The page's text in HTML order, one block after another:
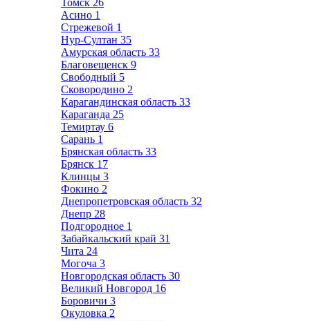
Томск 26
Асино 1
Стрежевой 1
Нур-Султан 35
Амурская область 33
Благовещенск 9
Свободный 5
Сковородино 2
Карагандинская область 33
Караганда 25
Темиртау 6
Сарань 1
Брянская область 33
Брянск 17
Клинцы 3
Фокино 2
Днепропетровская область 32
Днепр 28
Подгородное 1
Забайкальский край 31
Чита 24
Могоча 3
Новгородская область 30
Великий Новгород 16
Боровичи 3
Окуловка 2